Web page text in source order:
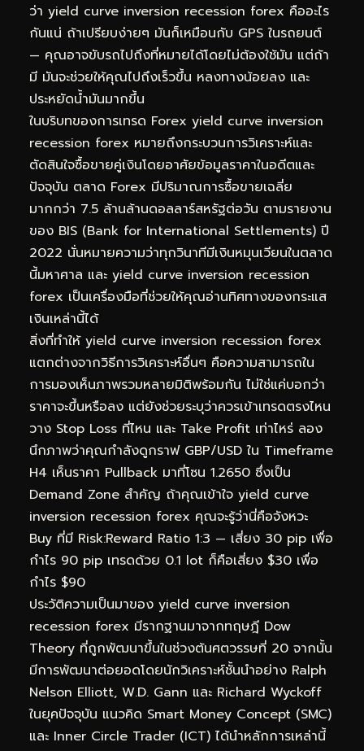
ว่า yield curve inversion recession forex คืออะไร
กันแน่ ถ้าเปรียบง่ายๆ มันก็เหมือนกับ GPS ในรถยนต์
— คุณอาจขับรถไปถึงที่หมายได้โดยไม่ต้องใช้มัน แต่ถ้า
มี มันจะช่วยให้คุณไปถึงเร็วขึ้น หลงทางน้อยลง และ
ประหยัดน้ำมันมากขึ้น
ในบริบทของการเทรด Forex yield curve inversion
recession forex หมายถึงกระบวนการวิเคราะห์และ
ตัดสินใจซื้อขายคู่เงินโดยอาศัยข้อมูลราคาในอดีตและ
ปัจจุบัน ตลาด Forex มีปริมาณการซื้อขายเฉลี่ย
มากกว่า 7.5 ล้านล้านดอลลาร์สหรัฐต่อวัน ตามรายงาน
ของ BIS (Bank for International Settlements) ปี
2022 นั่นหมายความว่าทุกวินาทีมีเงินหมุนเวียนในตลาด
นี้มหาศาล และ yield curve inversion recession
forex เป็นเครื่องมือที่ช่วยให้คุณอ่านทิศทางของกระแส
เงินเหล่านี้ได้
สิ่งที่ทำให้ yield curve inversion recession forex
แตกต่างจากวิธีการวิเคราะห์อื่นๆ คือความสามารถใน
การมองเห็นภาพรวมหลายมิติพร้อมกัน ไม่ใช่แค่บอกว่า
ราคาจะขึ้นหรือลง แต่ยังช่วยระบุว่าควรเข้าเทรดตรงไหน
วาง Stop Loss ที่ไหน และ Take Profit เท่าไหร่ ลอง
นึกภาพว่าคุณกำลังดูกราฟ GBP/USD ใน Timeframe
H4 เห็นราคา Pullback มาที่โซน 1.2650 ซึ่งเป็น
Demand Zone สำคัญ ถ้าคุณเข้าใจ yield curve
inversion recession forex คุณจะรู้ว่านี่คือจังหวะ
Buy ที่มี Risk:Reward Ratio 1:3 — เสี่ยง 30 pip เพื่อ
กำไร 90 pip เทรดด้วย 0.1 lot ก็คือเสี่ยง $30 เพื่อ
กำไร $90
ประวัติความเป็นมาของ yield curve inversion
recession forex มีรากฐานมาจากทฤษฎี Dow
Theory ที่ถูกพัฒนาขึ้นในช่วงต้นศตวรรษที่ 20 จากนั้น
มีการพัฒนาต่อยอดโดยนักวิเคราะห์ชั้นนำอย่าง Ralph
Nelson Elliott, W.D. Gann และ Richard Wyckoff
ในยุคปัจจุบัน แนวคิด Smart Money Concept (SMC)
และ Inner Circle Trader (ICT) ได้นำหลักการเหล่านี้